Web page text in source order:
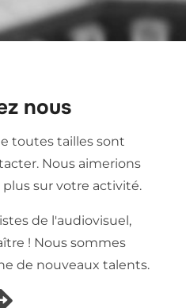
nous
toutes tailles sont
Nous aimerions
sur votre activité.
de l'audiovisuel,
! Nous sommes
de nouveaux talents.